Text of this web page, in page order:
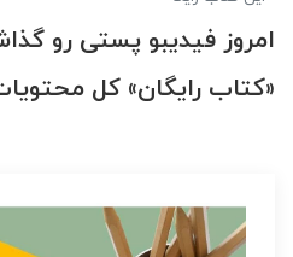
امروز فیدیبو پستی رو
«کتاب رایگان» کل